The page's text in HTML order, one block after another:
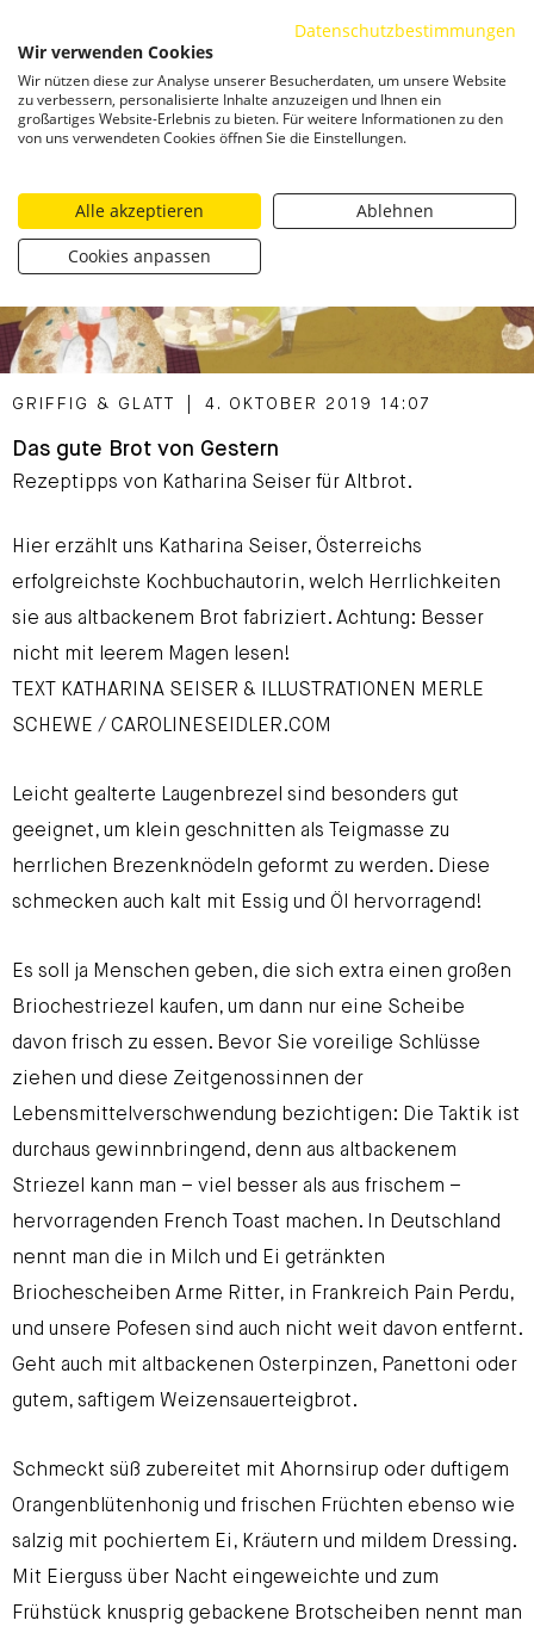
CATEGORIZED AS
GRIFFIG & GLATT 4. OKTOBER 2019 14:07
Das gute Brot von Gestern
Rezeptipps von Katharina Seiser für Altbrot.
Hier erzählt uns Katharina Seiser, Österreichs
erfolgreichste Kochbuchautorin, welch Herrlichkeiten
sie aus altbackenem Brot fabriziert. Achtung: Besser
nicht mit leerem Magen lesen!
TEXT KATHARINA SEISER & ILLUSTRATIONEN MERLE
SCHEWE / CAROLINESEIDLER.COM
Leicht gealterte Laugenbrezel sind besonders gut
geeignet, um klein geschnitten als Teigmasse zu
herrlichen Brezenknödeln geformt zu werden. Diese
schmecken auch kalt mit Essig und Öl hervorragend!
Es soll ja Menschen geben, die sich extra einen großen
Briochestriezel kaufen, um dann nur eine Scheibe
davon frisch zu essen. Bevor Sie voreilige Schlüsse
ziehen und diese Zeitgenossinnen der
Lebensmittelverschwendung bezichtigen: Die Taktik ist
durchaus gewinnbringend, denn aus altbackenem
Striezel kann man – viel besser als aus frischem –
hervorragenden French Toast machen. In Deutschland
nennt man die in Milch und Ei getränkten
Briochescheiben Arme Ritter, in Frankreich Pain Perdu,
und unsere Pofesen sind auch nicht weit davon entfernt.
Geht auch mit altbackenen Osterpinzen, Panettoni oder
gutem, saftigem Weizensauerteigbrot.
Schmeckt süß zubereitet mit Ahornsirup oder duftigem
Orangenblütenhonig und frischen Früchten ebenso wie
salzig mit pochiertem Ei, Kräutern und mildem Dressing.
Mit Eierguss über Nacht eingeweichte und zum
Frühstück knusprig gebackene Brotscheiben nennt man
Datenschutzbestimmungen
Wir verwenden Cookies
Wir nützen diese zur Analyse unserer Besucherdaten, um unsere Website
zu verbessern, personalisierte Inhalte anzuzeigen und Ihnen ein
großartiges Website-Erlebnis zu bieten. Für weitere Informationen zu den
von uns verwendeten Cookies öffnen Sie die Einstellungen.
Alle akzeptieren
Ablehnen
Cookies anpassen